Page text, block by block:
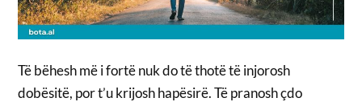
Të bëhesh më i fortë nuk do të thotë të injorosh
dobësitë, por t’u krijosh hapësirë. Të pranosh çdo